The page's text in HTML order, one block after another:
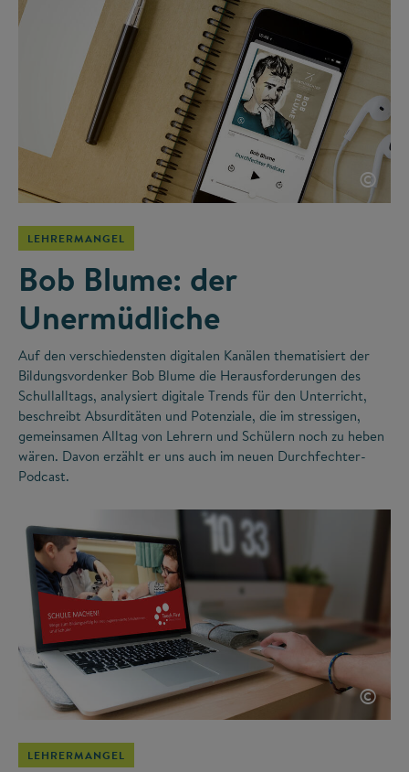
©
LEHRERMANGEL
Bob Blume: der
Unermüdliche
Auf den verschiedensten digitalen Kanälen thematisiert der
Bildungsvordenker Bob Blume die Herausforderungen des
Schullalltags, analysiert digitale Trends für den Unterricht,
beschreibt Absurditäten und Potenziale, die im stressigen,
gemeinsamen Alltag von Lehrern und Schülern noch zu heben
wären. Davon erzählt er uns auch im neuen Durchfechter-
Podcast.
©
LEHRERMANGEL